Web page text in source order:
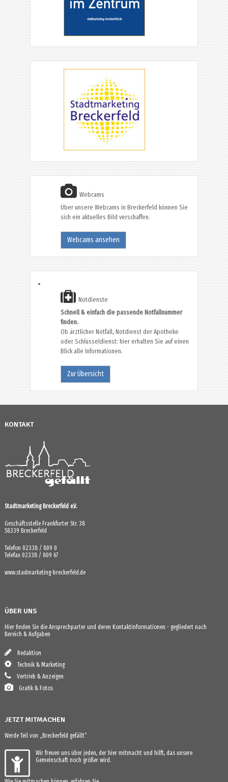
Webcams
Über unsere Webcams in Breckerfeld können Sie
sich ein aktuelles Bild verschaffen.
Webcams ansehen
Notdienste
Schnell & einfach die passende Notfallnummer
finden.
Ob ärztlicher Notfall, Notdienst der Apotheke
oder Schlüsseldienst: hier erhalten Sie auf einen
Blick alle Informationen.
Zur Übersicht
KONTAKT
Stadtmarketing Breckerfeld e.V.
Geschäftsstelle Frankfurter Str. 38
58339 Breckerfeld
Telefon 02338 / 809 0
Telefax 02338 / 809 67
www.stadmarketing-breckerfeld.de
ÜBER UNS
Hier finden Sie die Ansprechparter und deren Kontaktinformationen - gegliedert nach
Bereich & Aufgaben
Redaktion
Technik & Marketing
Vertrieb & Anzeigen
Grafik & Fotos
JETZT MITMACHEN
Werde Teil von „Breckerfeld gefällt“
Wir freuen uns über jeden, der hier mitmacht und hilft, das unsere
Gemeinschaft noch größer wird.